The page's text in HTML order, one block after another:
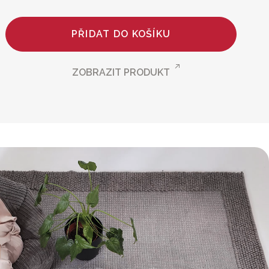
PŘIDAT DO KOŠÍKU
ZOBRAZIT PRODUKT